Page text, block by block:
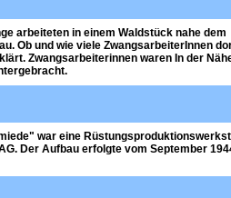
arbeiteten in einem Waldstück nahe dem
Ob und wie viele ZwangsarbeiterInnen
Zwangsarbeiterinnen waren In der
war eine
Der Aufbau erfolgte vom September